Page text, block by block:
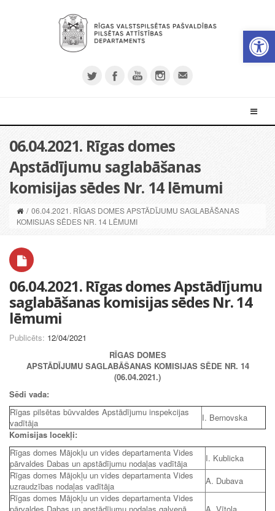
06.04.2021. Rīgas domes
Apstādījumu saglabāšanas
komisijas sēdes Nr. 14 lēmumi
/ 06.04.2021. RĪGAS DOMES APSTĀDĪJUMU SAGLABĀŠANAS
KOMISIJAS SĒDES NR. 14 LĒMUMI
06.04.2021. Rīgas domes Apstādījumu
saglabāšanas komisijas sēdes Nr. 14
lēmumi
Publicēts: 12/04/2021
RĪGAS DOMES
APSTĀDĪJUMU SAGLABĀŠANAS KOMISIJAS SĒDE NR. 14
(06.04.2021.)
Sēdi vada:
Rīgas pilsētas būvvaldes Apstādījumu inspekcijas
vadītāja
I. Bernovska
Komisijas locekļi:
Rīgas domes Mājokļu un vides departamenta Vides
pārvaldes Dabas un apstādījumu nodaļas vadītāja
I. Kublicka
Rīgas domes Mājokļu un vides departamenta Vides
uzraudzības nodaļas vadītāja
A. Dubava
Rīgas domes Mājokļu un vides departamenta Vides